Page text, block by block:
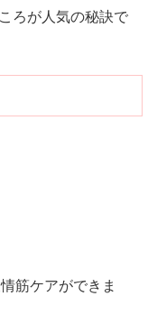
ろが人気の秘訣で
筋ケアができま